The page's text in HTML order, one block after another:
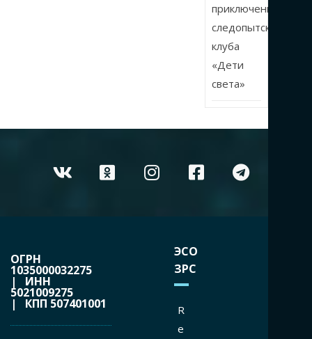
приключения
следопытского
клуба
«Дети
света»
ОГРН
1035000032275
| ИНН
5021009275
| КПП 507401001
ЭСО
ЗРС
R
e